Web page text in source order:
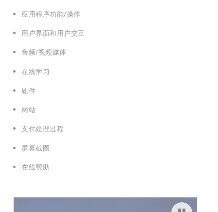
应用程序功能/操作
用户界面和用户交互
音频/视频媒体
在线学习
硬件
网站
支付处理过程
屏幕截图
在线帮助